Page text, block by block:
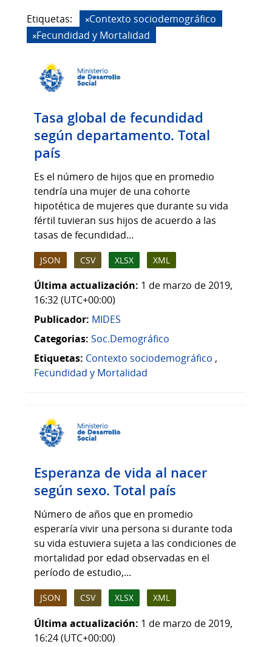
Etiquetas:
Contexto sociodemográfico
Fecundidad y Mortalidad
Tasa global de fecundidad
según departamento. Total
país
Es el número de hijos que en promedio
tendría una mujer de una cohorte
hipotética de mujeres que durante su vida
fértil tuvieran sus hijos de acuerdo a las
tasas de fecundidad...
JSON CSV XLSX XML
Última actualización: 1 de marzo de 2019,
16:32 (UTC+00:00)
Publicador: MIDES
Categorias: Soc.Demográfico
Etiquetas: Contexto sociodemográfico ,
Fecundidad y Mortalidad
Esperanza de vida al nacer
según sexo. Total país
Número de años que en promedio
esperaría vivir una persona si durante toda
su vida estuviera sujeta a las condiciones de
mortalidad por edad observadas en el
período de estudio,...
JSON CSV XLSX XML
Última actualización: 1 de marzo de 2019,
16:24 (UTC+00:00)